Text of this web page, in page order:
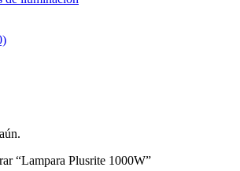
“Lampara Plusrite 1000W”